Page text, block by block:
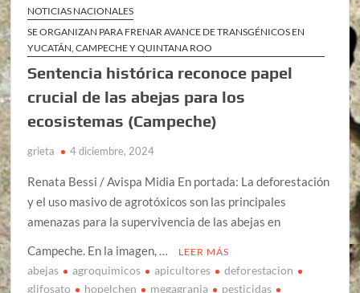
NOTICIAS NACIONALES
SE ORGANIZAN PARA FRENAR AVANCE DE TRANSGÉNICOS EN
YUCATÁN, CAMPECHE Y QUINTANA ROO
Sentencia histórica reconoce papel
crucial de las abejas para los
ecosistemas (Campeche)
grieta 4 diciembre, 2024
Renata Bessi / Avispa Midia En portada: La deforestación
y el uso masivo de agrotóxicos son las principales
amenazas para la supervivencia de las abejas en
Campeche. En la imagen, …
LEER MÁS
abejas agroquimicos apicultores
deforestacion
glifosato
hopelchen megagranja
pesticidas